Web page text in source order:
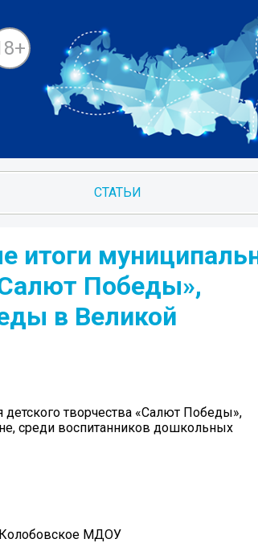
СТАТЬИ
Победы»,
в Великой
творчества «Салют Победы»,
среди воспитанников дошкольных
Колобовское МДОУ